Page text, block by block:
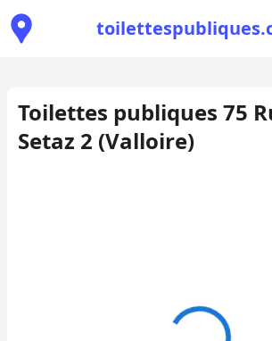
Toilettes publiques 75
Setaz 2 (Valloire)